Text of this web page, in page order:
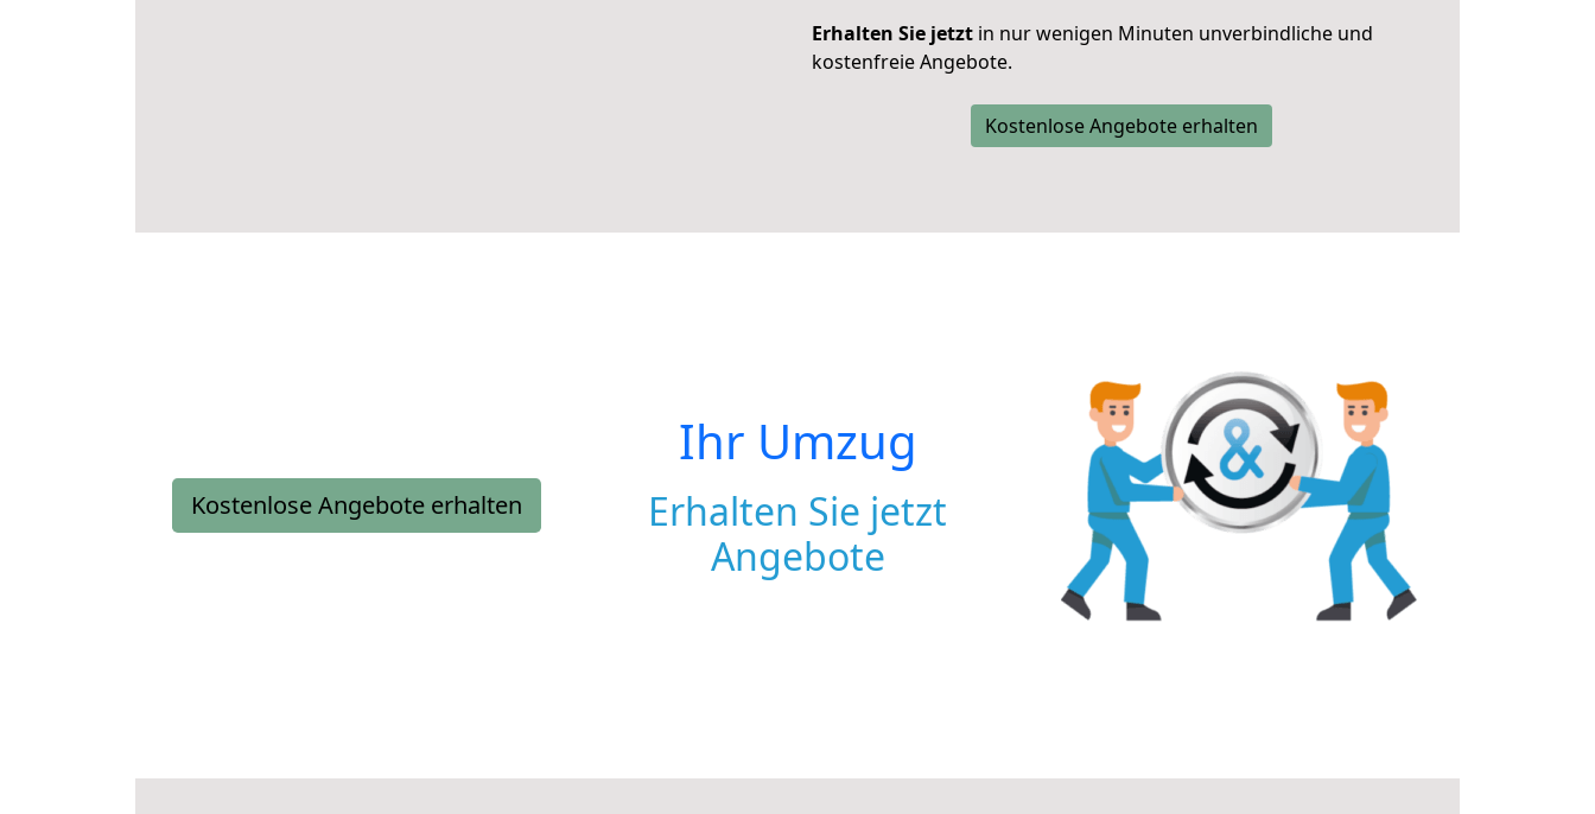
Erhalten Sie jetzt in nur wenigen Minuten unverbindliche und
kostenfreie Angebote.
Kostenlose Angebote erhalten
Kostenlose Angebote erhalten
Ihr Umzug
Erhalten Sie jetzt
Angebote